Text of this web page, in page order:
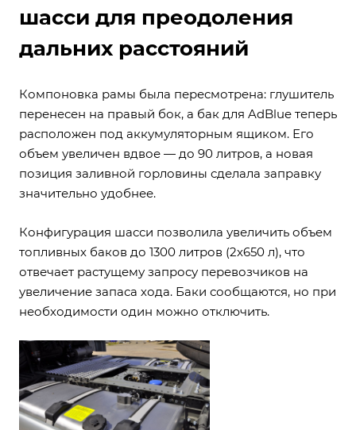
шасси для преодоления
дальних расстояний
Компоновка рамы была пересмотрена: глушитель
перенесен на правый бок, а бак для AdBlue теперь
расположен под аккумуляторным ящиком. Его
объем увеличен вдвое — до 90 литров, а новая
позиция заливной горловины сделала заправку
значительно удобнее.
Конфигурация шасси позволила увеличить объем
топливных баков до 1300 литров (2x650 л), что
отвечает растущему запросу перевозчиков на
увеличение запаса хода. Баки сообщаются, но при
необходимости один можно отключить.